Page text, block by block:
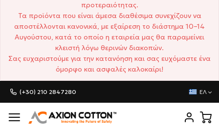
προτεραιότητας.
Τα προϊόντα που είναι άμεσα διαθέσιμα συνεχίζουν να
αποστέλλονται κανονικά, με εξαίρεση το διάστημα 10–14
Αυγούστου, κατά το οποίο η εταιρεία μας θα παραμείνει
κλειστή λόγω θερινών διακοπών.
Σας ευχαριστούμε για την κατανόηση και σας ευχόμαστε ένα
όμορφο και ασφαλές καλοκαίρι!
(+30) 210 2847280 ΕΛ